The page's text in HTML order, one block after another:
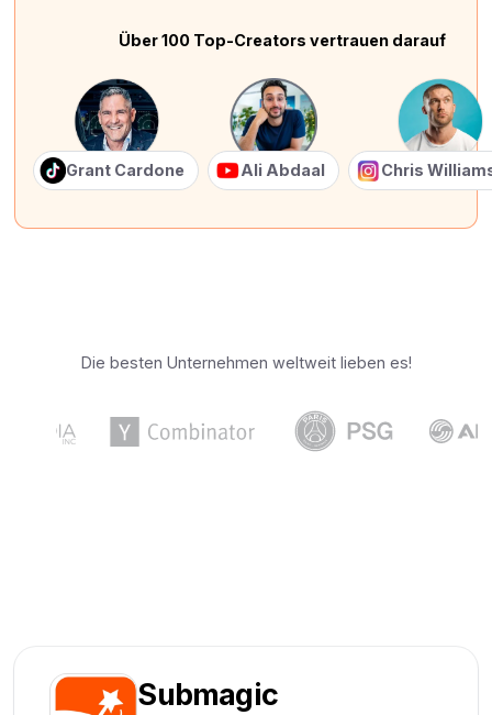
Über 100 Top-Creators vertrauen darauf
Grant Cardone Ali Abdaal Chris
Die besten Unternehmen weltweit lieben es!
Submagic